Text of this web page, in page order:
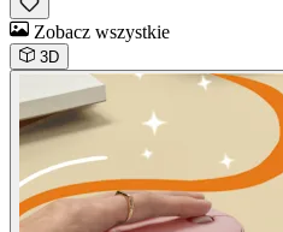
Zobacz wszystkie
3D